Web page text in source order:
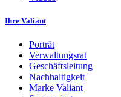
Ihre Valiant
Porträt
Verwaltungsrat
Geschäftsleitung
Nachhaltigkeit
Marke Valiant